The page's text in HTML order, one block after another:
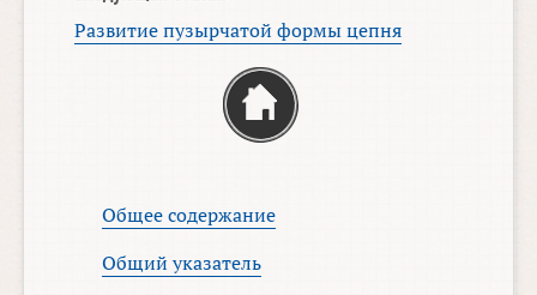
Развитие пузырчатой формы цепня
Общее содержание
Общий указатель